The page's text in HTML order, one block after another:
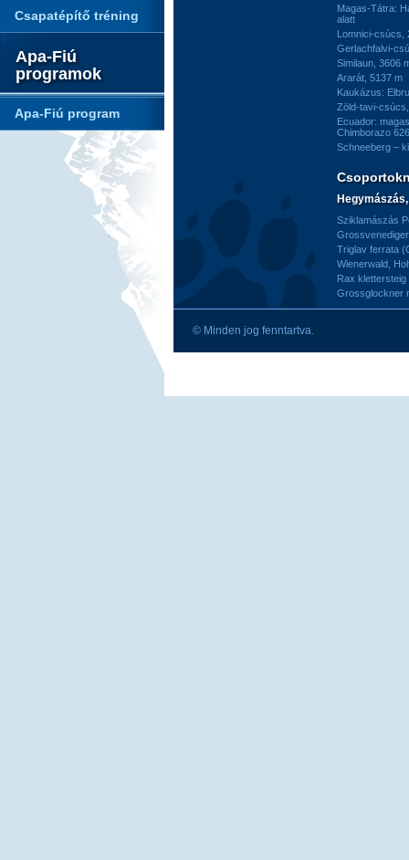
Csapatépítő tréning
Apa-Fiú
programok
Apa-Fiú program
Magas-Tátra:
alatt
Lomnici-csúcs,
Gerlachfalvi-
Similaun, 3606
Ararát, 5137 m
Kaukázus:
Zöld-tavi-
Ecuador:
Chimborazo
Schneeberg –
Sziklamászás
Triglav ferrata
Wienerwald,
Rax
Grossglockner
© Minden jog fenntartva.